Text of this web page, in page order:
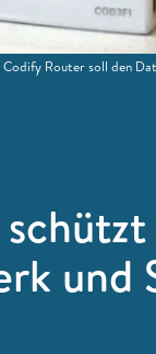
und
Codify Router soll den